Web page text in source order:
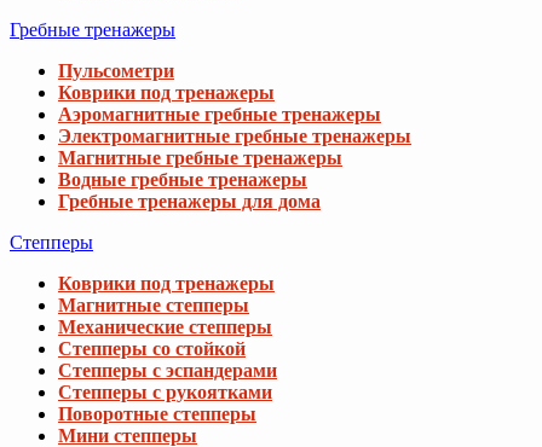
Гребные тренажеры
Пульсометри
Коврики под тренажеры
Аэромагнитные гребные тренажеры
Электромагнитные гребные тренажеры
Магнитные гребные тренажеры
Водные гребные тренажеры
Гребные тренажеры для дома
Степперы
Коврики под тренажеры
Магнитные степперы
Механические степперы
Степперы со стойкой
Степперы с эспандерами
Степперы с рукоятками
Поворотные степперы
Мини степперы